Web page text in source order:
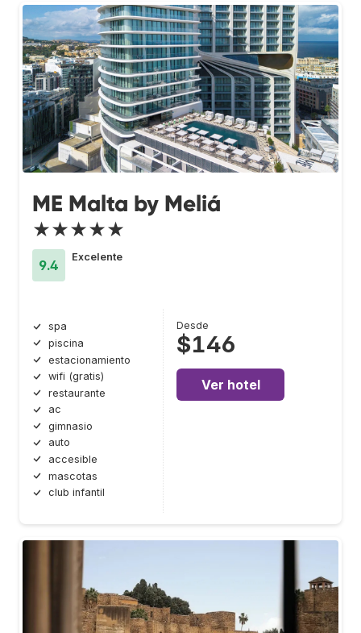
ME Malta by Meliá
★★★★★
9.4
Excelente
spa
piscina
estacionamiento
wifi (gratis)
restaurante
ac
gimnasio
auto
accesible
mascotas
club infantil
Desde
$146
Ver hotel